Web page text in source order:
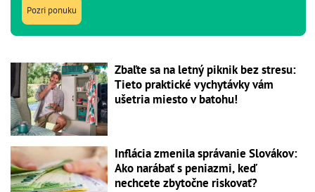
Pozri ponuku
Zbaľte sa na letný piknik bez stresu:
Tieto praktické vychytávky vám
ušetria miesto v batohu!
Inflácia zmenila správanie Slovákov:
Ako narábať s peniazmi, keď
nechcete zbytočne riskovať?